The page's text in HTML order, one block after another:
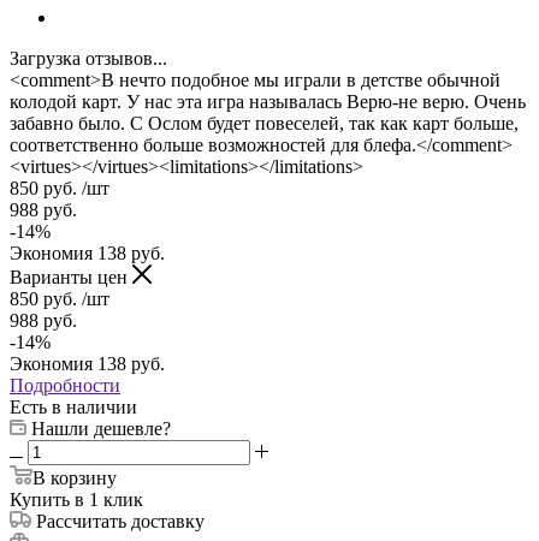
Загрузка отзывов...
<comment>В нечто подобное мы играли в детстве обычной
колодой карт. У нас эта игра называлась Верю-не верю. Очень
забавно было. С Ослом будет повеселей, так как карт больше,
соответственно больше возможностей для блефа.</comment>
<virtues></virtues><limitations></limitations>
850 руб. /шт
988 руб.
-14%
Экономия 138 руб.
Варианты цен
850 руб. /шт
988 руб.
-14%
Экономия 138 руб.
Подробности
Есть в наличии
Нашли дешевле?
В корзину
Купить в 1 клик
Рассчитать доставку